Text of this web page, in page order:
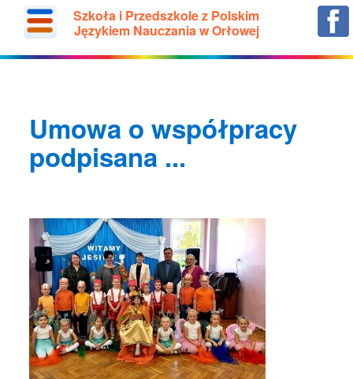
Szkoła i Przedszkole z Polskim
Językiem Nauczania w Orłowej
Umowa o współpracy
podpisana ...